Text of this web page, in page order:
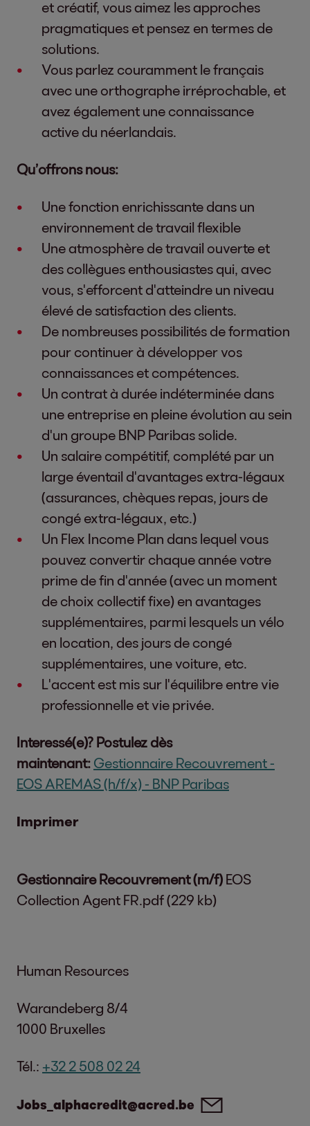
et créatif, vous aimez les approches
pragmatiques et pensez en termes de
solutions.
Vous parlez couramment le français
avec une orthographe irréprochable, et
avez également une connaissance
active du néerlandais.
Qu’offrons nous:
Une fonction enrichissante dans un
environnement de travail flexible
Une atmosphère de travail ouverte et
des collègues enthousiastes qui, avec
vous, s'efforcent d'atteindre un niveau
élevé de satisfaction des clients.
De nombreuses possibilités de formation
pour continuer à développer vos
connaissances et compétences.
Un contrat à durée indéterminée dans
une entreprise en pleine évolution au sein
d'un groupe BNP Paribas solide.
Un salaire compétitif, complété par un
large éventail d'avantages extra-légaux
(assurances, chèques repas, jours de
congé extra-légaux, etc.)
Un Flex Income Plan dans lequel vous
pouvez convertir chaque année votre
prime de fin d'année (avec un moment
de choix collectif fixe) en avantages
supplémentaires, parmi lesquels un vélo
en location, des jours de congé
supplémentaires, une voiture, etc.
L'accent est mis sur l'équilibre entre vie
professionnelle et vie privée.
Interessé(e)? Postulez dès
maintenant: Gestionnaire Recouvrement -
EOS AREMAS (h/f/x) - BNP Paribas
Imprimer
Gestionnaire Recouvrement (m/f) EOS
Collection Agent FR.pdf (229 kb)
Human Resources
Warandeberg 8/4
1000 Bruxelles
Tél.: +32 2 508 02 24
Jobs_alphacredit@acred.be